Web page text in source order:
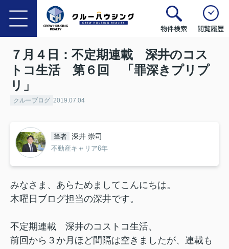
物件検索 閲覧履歴
７月４日：不定期連載 深井のコス
トコ生活 第６回 「罪深きプリプ
リ」
クルーブログ 2019.07.04
筆者 深井 崇司
不動産キャリア6年
みなさま、あらためましてこんにちは。
木曜日ブログ担当の深井です。
不定期連載 深井のコストコ生活、
前回から３か月ほど間隔は空きましたが、連載も